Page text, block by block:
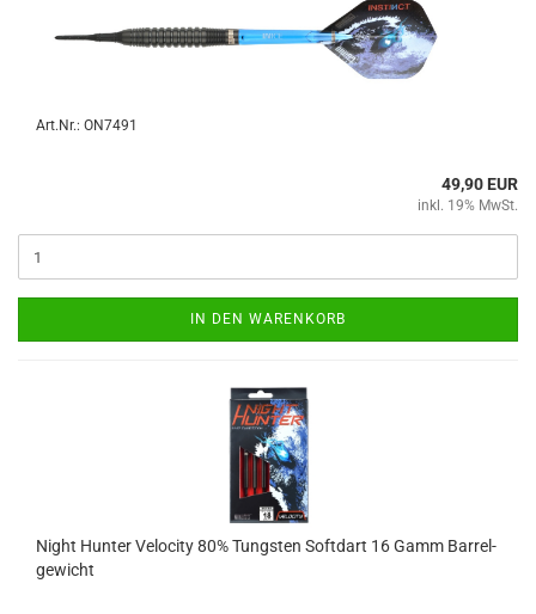
Art.Nr.: ON7491
49,90 EUR
inkl. 19% MwSt.
IN DEN WARENKORB
Night Hun­ter Ve­lo­ci­ty 80% Tungs­ten Softdart 16 Gamm Bar­rel­
ge­wicht